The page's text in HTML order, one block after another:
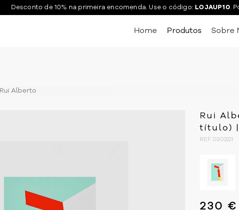
Desconto de 10% na primeira encomenda. Use o código: LOJAUP10 .
Home Produtos Sobre
Rui Alberto
Rui
título) |
REF 0502221
230 €